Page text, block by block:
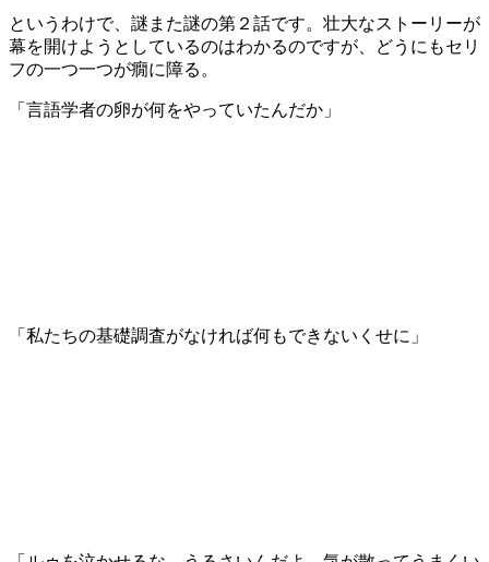
というわけで、謎また謎の第２話です。壮大なストーリーが
幕を開けようとしているのはわかるのですが、どうにもセリ
フの一つ一つが癇に障る。
「言語学者の卵が何をやっていたんだか」
「私たちの基礎調査がなければ何もできないくせに」